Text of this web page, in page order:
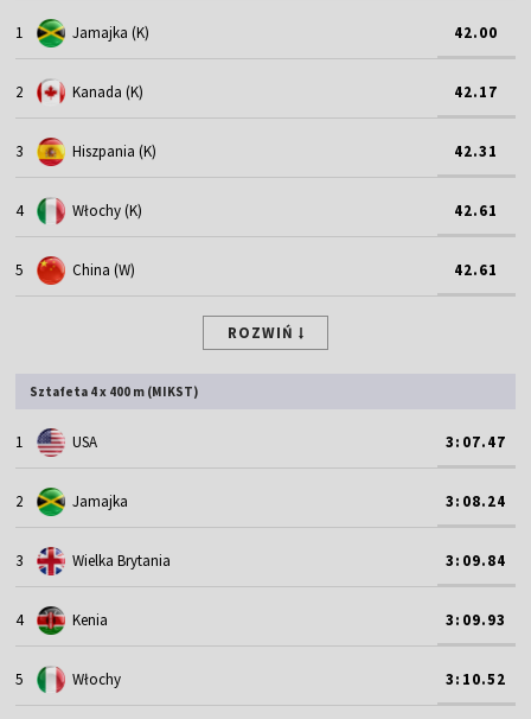
1 Jamajka (K) 42.00
2 Kanada (K) 42.17
3 Hiszpania (K) 42.31
4 Włochy (K) 42.61
5 China (W) 42.61
ROZWIŃ
Sztafeta 4 x 400 m (MIKST)
1 USA 3:07.47
2 Jamajka 3:08.24
3 Wielka Brytania 3:09.84
4 Kenia 3:09.93
5 Włochy 3:10.52